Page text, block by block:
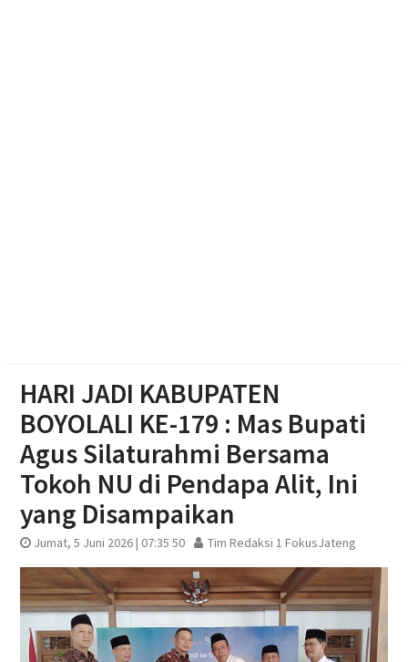
HARI JADI KABUPATEN
BOYOLALI KE-179 : Mas Bupati
Agus Silaturahmi Bersama
Tokoh NU di Pendapa Alit, Ini
yang Disampaikan
Jumat, 5 Juni 2026 | 07:35 50 Tim Redaksi 1 FokusJateng